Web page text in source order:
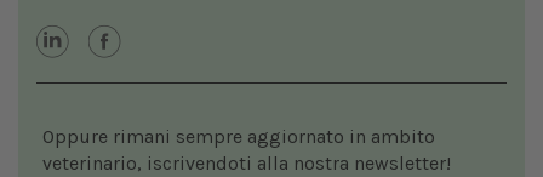
Oppure rimani sempre aggiornato in ambito
veterinario, iscrivendoti alla nostra newsletter!